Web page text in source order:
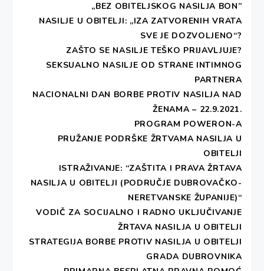
„BEZ OBITELJSKOG NASILJA BON”
NASILJE U OBITELJI: „IZA ZATVORENIH VRATA
SVE JE DOZVOLJENO“?
ZAŠTO SE NASILJE TEŠKO PRIJAVLJUJE?
SEKSUALNO NASILJE OD STRANE INTIMNOG
PARTNERA
NACIONALNI DAN BORBE PROTIV NASILJA NAD
ŽENAMA – 22.9.2021.
PROGRAM POWERON-A
PRUŽANJE PODRŠKE ŽRTVAMA NASILJA U
OBITELJI
ISTRAŽIVANJE: “ZAŠTITA I PRAVA ŽRTAVA
NASILJA U OBITELJI (PODRUČJE DUBROVAČKO-
NERETVANSKE ŽUPANIJE)“
VODIČ ZA SOCIJALNO I RADNO UKLJUČIVANJE
ŽRTAVA NASILJA U OBITELJI
STRATEGIJA BORBE PROTIV NASILJA U OBITELJI
GRADA DUBROVNIKA